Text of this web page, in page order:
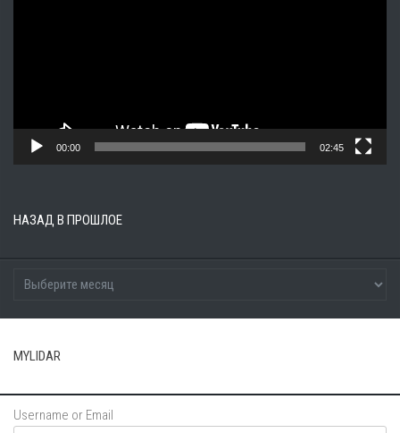
00:00 02:45
НАЗАД В ПРОШЛОЕ
MYLIDAR
Username or Email